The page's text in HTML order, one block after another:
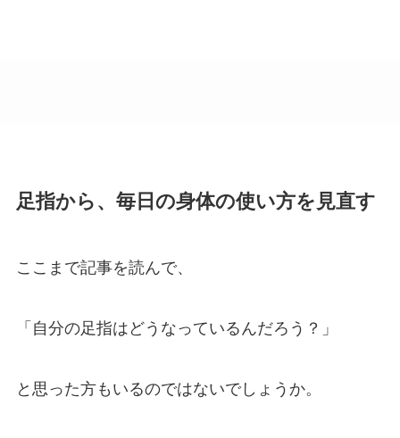
足指から、毎日の身体の使い方を見直す
ここまで記事を読んで、
「自分の足指はどうなっているんだろう？」
と思った方もいるのではないでしょうか。